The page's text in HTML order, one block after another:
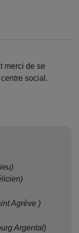
merci de se
social.
Agrève )
Argental)